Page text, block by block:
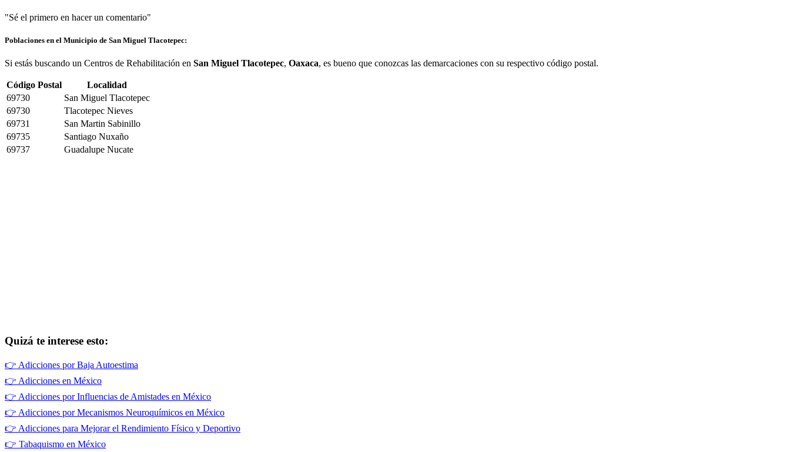
"Sé el primero en hacer un comentario"
Poblaciones en el Municipio de San Miguel Tlacotepec:
Si estás buscando un Centros de Rehabilitación en San Miguel Tlacotepec, Oaxaca, es bueno que conozcas las demarcaciones con su respectivo código postal.
Código Postal
Localidad
69730
San Miguel Tlacotepec
69730
Tlacotepec Nieves
69731
San Martin Sabinillo
69735
Santiago Nuxaño
69737
Guadalupe Nucate
Quizá te interese esto:
👉 Adicciones por Baja Autoestima
👉 Adicciones en México
👉 Adicciones por Influencias de Amistades en México
👉 Adicciones por Mecanismos Neuroquímicos en México
👉 Adicciones para Mejorar el Rendimiento Físico y Deportivo
👉 Tabaquismo en México